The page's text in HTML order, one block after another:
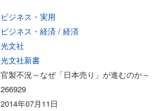
ビジネス・実用
ビジネス・経済 / 経済
光文社
光文社新書
官製不況～なぜ「日本売り」が進むのか～
266929
2014年07月11日